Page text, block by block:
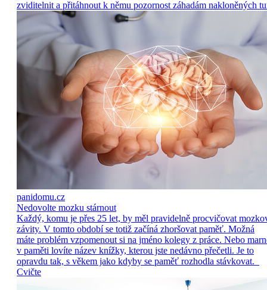
zviditelnit a přitáhnout k němu pozornost záhadám nakloněných
panidomu.cz
Nedovolte mozku stárnout
Každý, komu je přes 25 let, by měl pravidelně procvičovat
závity. V tomto období se totiž začíná zhoršovat paměť. Možná
máte problém vzpomenout si na jméno kolegy z práce. Nebo
v paměti lovíte název knížky, kterou jste nedávno přečetli. Je to
opravdu tak, s věkem jako kdyby se paměť rozhodla stávkovat.
Cvičte